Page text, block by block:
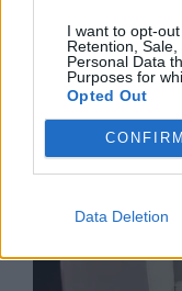
I want to opt-
Retention,
Personal Data
Purposes for
Opted Out
CONFIRM
Data Deletion